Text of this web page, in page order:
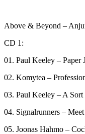
Above & Beyond –
CD 1:
01. Paul Keeley – Paper
02. Komytea –
03. Paul Keeley – A
04. Signalrunners –
05. Joonas Hahmo –